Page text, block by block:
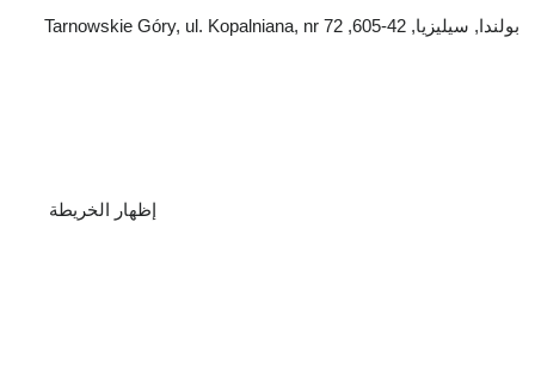
بولندا, سيليزيا, 42-605, Tarnowskie Góry, ul. Kopalniana, nr 72
إظهار الخريطة